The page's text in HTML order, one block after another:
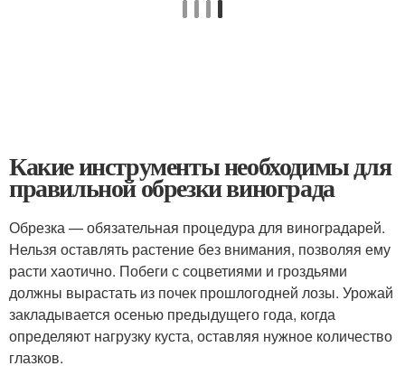
Какие инструменты необходимы для
правильной обрезки винограда
Обрезка — обязательная процедура для виноградарей.
Нельзя оставлять растение без внимания, позволяя ему
расти хаотично. Побеги с соцветиями и гроздьями
должны вырастать из почек прошлогодней лозы. Урожай
закладывается осенью предыдущего года, когда
определяют нагрузку куста, оставляя нужное количество
глазков.